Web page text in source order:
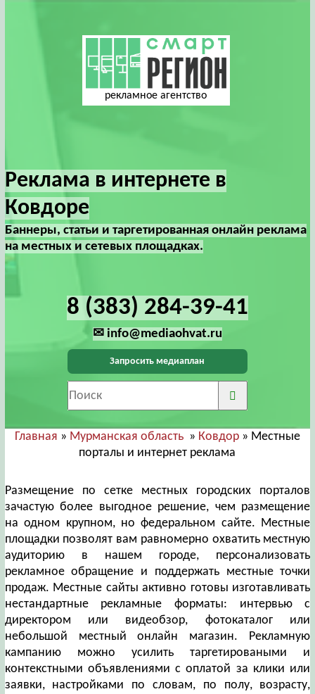
рекламное агентство
Реклама в интернете в
Ковдоре
Баннеры, статьи и таргетированная онлайн реклама
на местных и сетевых площадках.
8 (383) 284-39-41
✉ info@mediaohvat.ru
Запросить медиаплан
Главная » Мурманская область» Ковдор» Местные
порталы и интернет реклама
Размещение по сетке местных городских порталов
зачастую более выгодное решение, чем размещение
на одном крупном, но федеральном сайте. Местные
площадки позволят вам равномерно охватить местную
аудиторию в нашем городе, персонализовать
рекламное обращение и поддержать местные точки
продаж. Местные сайты активно готовы изготавливать
нестандартные рекламные форматы: интервью с
директором или видеобзор, фотокаталог или
небольшой местный онлайн магазин. Рекламную
кампанию можно усилить таргетироваными и
контекстными объявлениями с оплатой за клики или
заявки, настройками по словам, по полу, возрасту,